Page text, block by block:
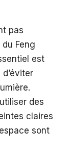
pas
Feng
est
des
claires
sont